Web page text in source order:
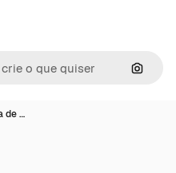
de …